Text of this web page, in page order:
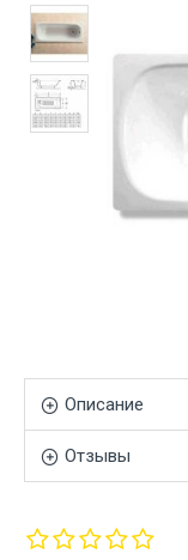
Описание
Отзывы